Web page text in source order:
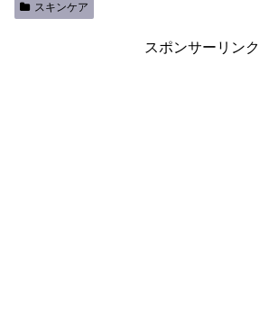
スキンケア
スポンサーリンク